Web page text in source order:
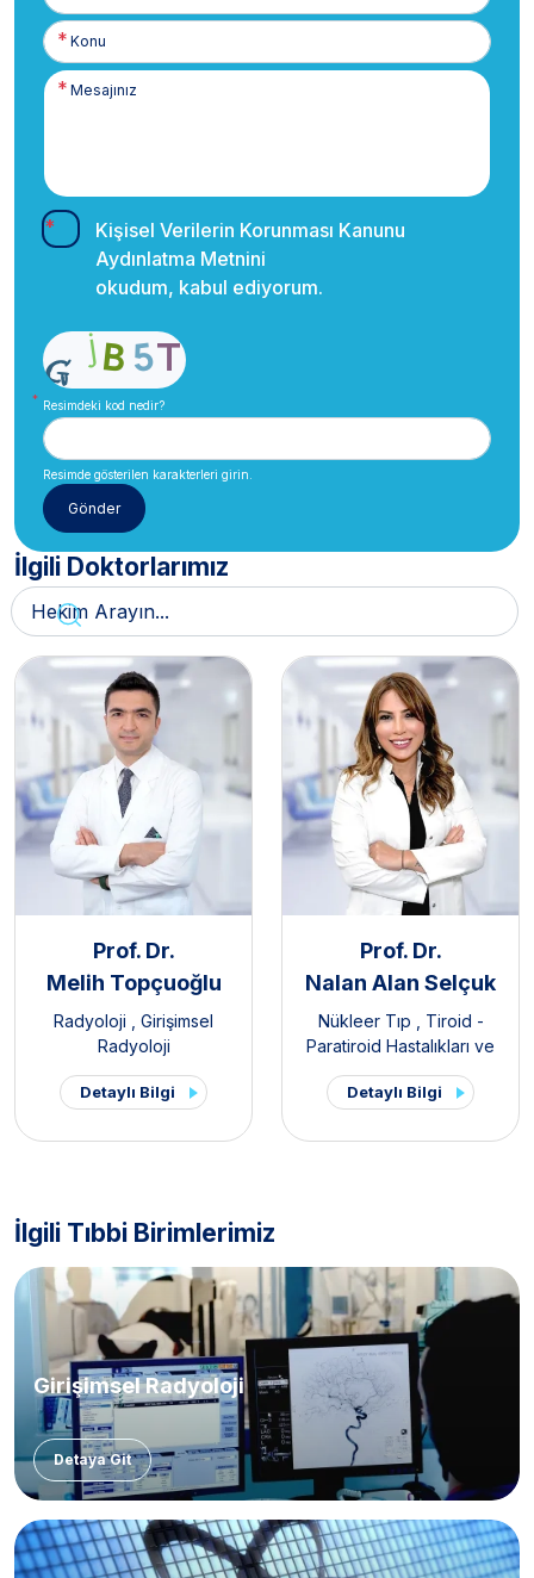
Kişisel Verilerin Korunması Kanunu
Aydınlatma Metnini
okudum, kabul ediyorum.
Resimdeki kod nedir?
Resimde gösterilen karakterleri girin.
İlgili Doktorlarımız
Prof. Dr.
Melih Topçuoğlu
Radyoloji
Girişimsel
Radyoloji
Detaylı Bilgi
Prof. Dr.
Nalan Alan Selçuk
Nükleer Tıp
Tiroid -
Paratiroid Hastalıkları ve
Cerrahisi Kliniği
Detaylı Bilgi
İlgili Tıbbi Birimlerimiz
Girişimsel Radyoloji
Detaya Git